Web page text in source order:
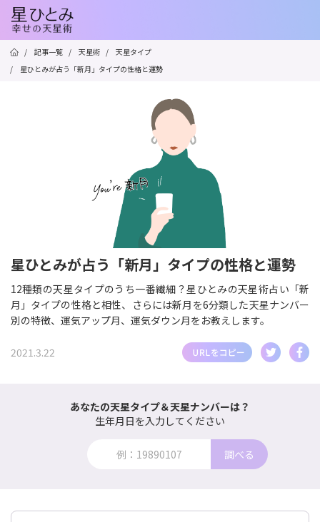
/ 記事一覧 / 天星術 /
天星タイプ
/
星ひとみが占う「新月」タイプの性格と運勢
星ひとみが占う「新月」タイプの性格と運勢
12種類の天星タイプのうち一番繊細？星ひとみの天星術占い「新
月」タイプの性格と相性、さらには新月を6分類した天星ナンバー
別の特徴、運気アップ月、運気ダウン月をお教えします。
2021.3.22
あなたの天星タイプ＆天星ナンバーは？
生年月日を入力してください
調べる